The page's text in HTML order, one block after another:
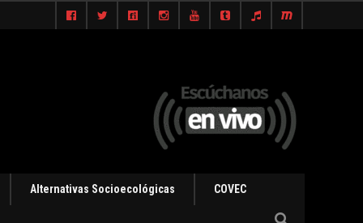
Alternativas Socioecológicas COVEC